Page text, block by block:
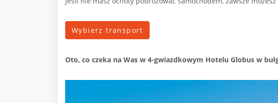
Wybierz transport
Oto, co czeka na Was w 4-gwiazdkowym Hotelu Globus w